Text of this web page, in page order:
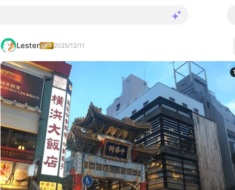
Lester 2025/12/11
1